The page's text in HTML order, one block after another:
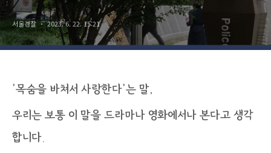
서울경찰 2023. 6. 22. 15:21
‘목숨을 바쳐서 사랑한다’는 말,
우리는 보통 이 말을 드라마나 영화에서나 본다고 생각
합니다.